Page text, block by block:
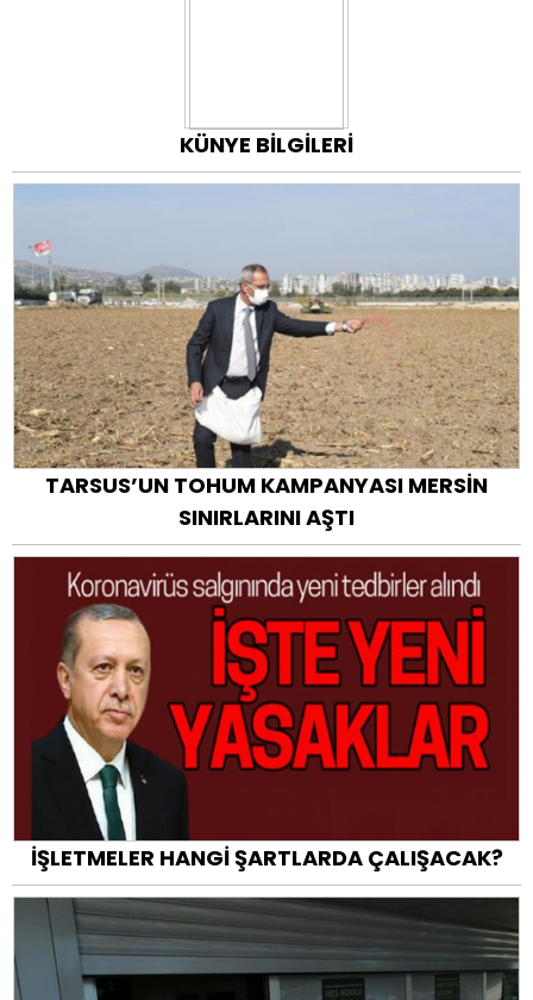
KÜNYE BİLGİLERİ
TARSUS’UN TOHUM KAMPANYASI MERSİN
SINIRLARINI AŞTI
İŞLETMELER HANGİ ŞARTLARDA ÇALIŞACAK?